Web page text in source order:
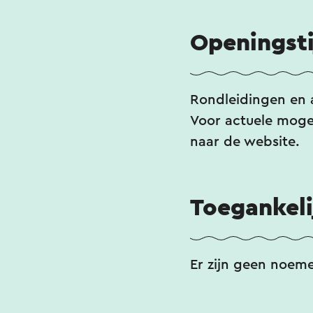
opbouwen. Hier
Wijnproces
Het hele
zodoende kan er
Rondleidingen
Voor actuele
naar de website.
Er zijn geen